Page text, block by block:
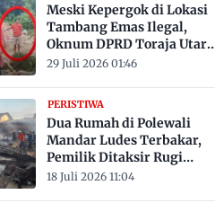
Meski Kepergok di Lokasi
Tambang Emas Ilegal,
Oknum DPRD Toraja Utara
Belum Jadi Tersangka
29 Juli 2026 01:46
PERISTIWA
Dua Rumah di Polewali
Mandar Ludes Terbakar,
Pemilik Ditaksir Rugi
Rp200 Juta
18 Juli 2026 11:04